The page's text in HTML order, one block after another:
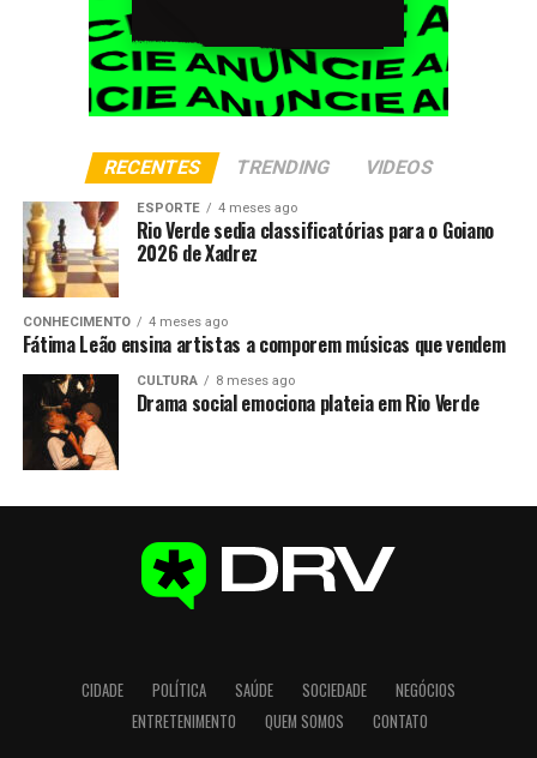
RECENTES TRENDING VIDEOS
ESPORTE 4 meses ago
Rio Verde sedia classificatórias para o Goiano
2026 de Xadrez
CONHECIMENTO 4 meses ago
Fátima Leão ensina artistas a comporem músicas que vendem
CULTURA 8 meses ago
Drama social emociona plateia em Rio Verde
CIDADE POLÍTICA SAÚDE SOCIEDADE
NEGÓCIOS
ENTRETENIMENTO
QUEM SOMOS CONTATO